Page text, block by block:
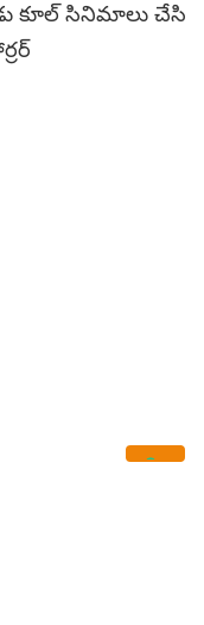
కూల్ సినిమాలు చేసి